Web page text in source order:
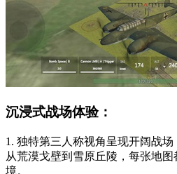
沉浸式战场体验：
1. 独特第三人称视角呈现开阔战场
从荒漠戈壁到雪原丘陵，每张地
境。